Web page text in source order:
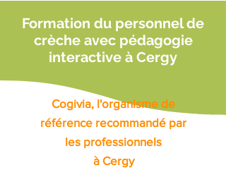
Formation du personnel de
crèche avec pédagogie
interactive à Cergy
Cogivia, l'organisme de
référence recommandé par
les professionnels
à Cergy